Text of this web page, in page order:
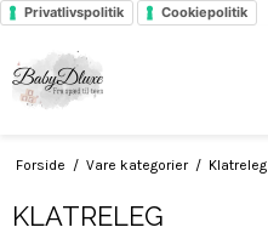
Privatlivspolitik Cookiepolitik
Forside / Vare kategorier / Klatreleg
KLATRELEG